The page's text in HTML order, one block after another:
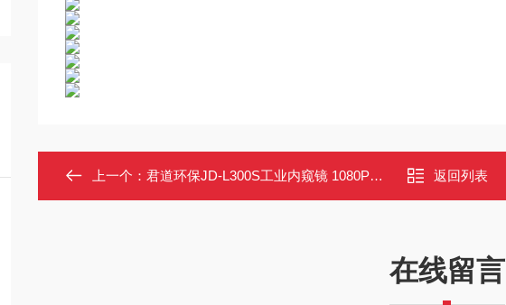
上一个： 君道环保JD-L300S工业内窥镜 1080P高清伸缩视频检查镜 3米可调 返回列表
在线留言